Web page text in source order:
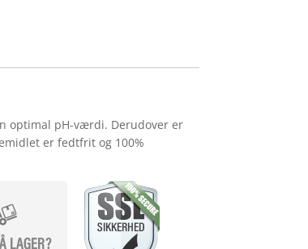
optimal pH-værdi. Derudover er
er fedtfrit og 100%